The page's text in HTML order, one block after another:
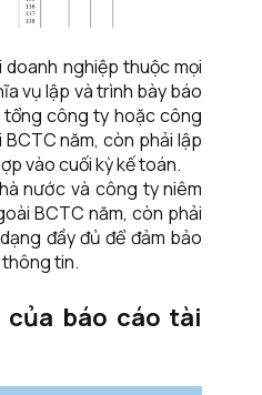
nghiệp thuộc mọi
vụ lập và trình bày báo
tổng công ty hoặc công
năm, còn phải lập
vào cuối kỳ kế toán.
nước và công ty niêm
BCTC năm, còn phải
đầy đủ để đảm bảo
tin.
báo cáo tài